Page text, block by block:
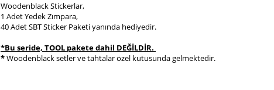
Woodenblack Stickerlar,
1 Adet Yedek Zımpara,
40 Adet SBT Sticker Paketi yanında hediyedir.
*Bu seride, TOOL pakete dahil DEĞİLDİR.
*Woodenblack setler ve tahtalar özel kutusunda gelmektedir.